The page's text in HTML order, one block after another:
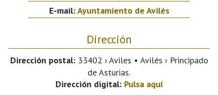
E-mail:Ayuntamiento de Avilés
Dirección
Dirección postal:33402 › Aviles • Avilés › Principado
de Asturias.
Dirección digital: Pulsa aquí